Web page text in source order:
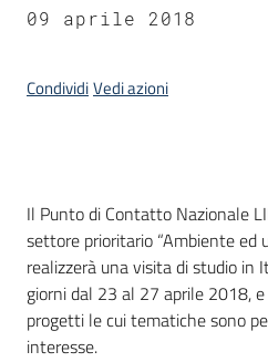
09 aprile 2018
CondividiVedi azioni
Introduzione
Il Punto di Contatto Nazionale
settore prioritario “Ambiente ed
realizzerà una visita di studio in
giorni dal 23 al 27 aprile 2018,
progetti le cui tematiche sono
interesse.